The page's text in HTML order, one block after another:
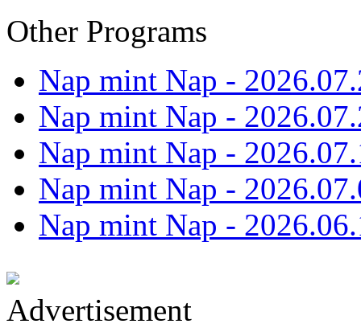
Other Programs
Nap mint Nap -
Nap mint Nap -
Nap mint Nap -
Nap mint Nap -
Nap mint Nap -
Advertisement